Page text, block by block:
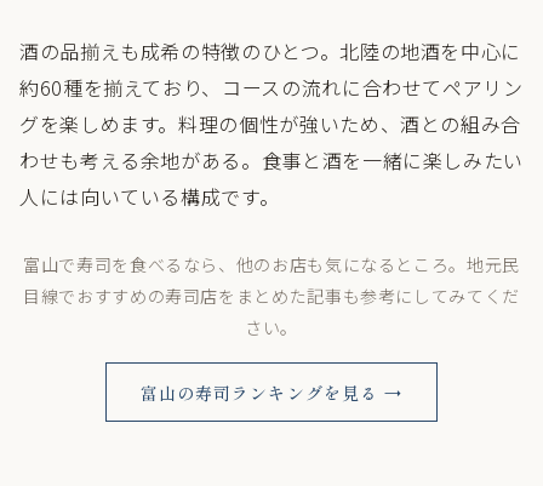
酒の品揃えも成希の特徴のひとつ。北陸の地酒を中心に
約60種を揃えており、コースの流れに合わせてペアリン
グを楽しめます。料理の個性が強いため、酒との組み合
わせも考える余地がある。食事と酒を一緒に楽しみたい
人には向いている構成です。
富山で寿司を食べるなら、他のお店も気になるところ。地元民
目線でおすすめの寿司店をまとめた記事も参考にしてみてくだ
さい。
富山の寿司ランキングを見る →